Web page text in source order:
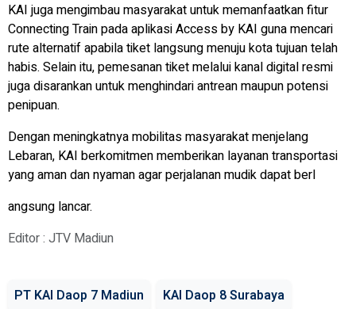
KAI juga mengimbau masyarakat untuk memanfaatkan fitur
Connecting Train pada aplikasi Access by KAI guna mencari
rute alternatif apabila tiket langsung menuju kota tujuan telah
habis. Selain itu, pemesanan tiket melalui kanal digital resmi
juga disarankan untuk menghindari antrean maupun potensi
penipuan.
Dengan meningkatnya mobilitas masyarakat menjelang
Lebaran, KAI berkomitmen memberikan layanan transportasi
yang aman dan nyaman agar perjalanan mudik dapat berl
angsung lancar.
Editor : JTV Madiun
PT KAI Daop 7 Madiun KAI Daop 8 Surabaya